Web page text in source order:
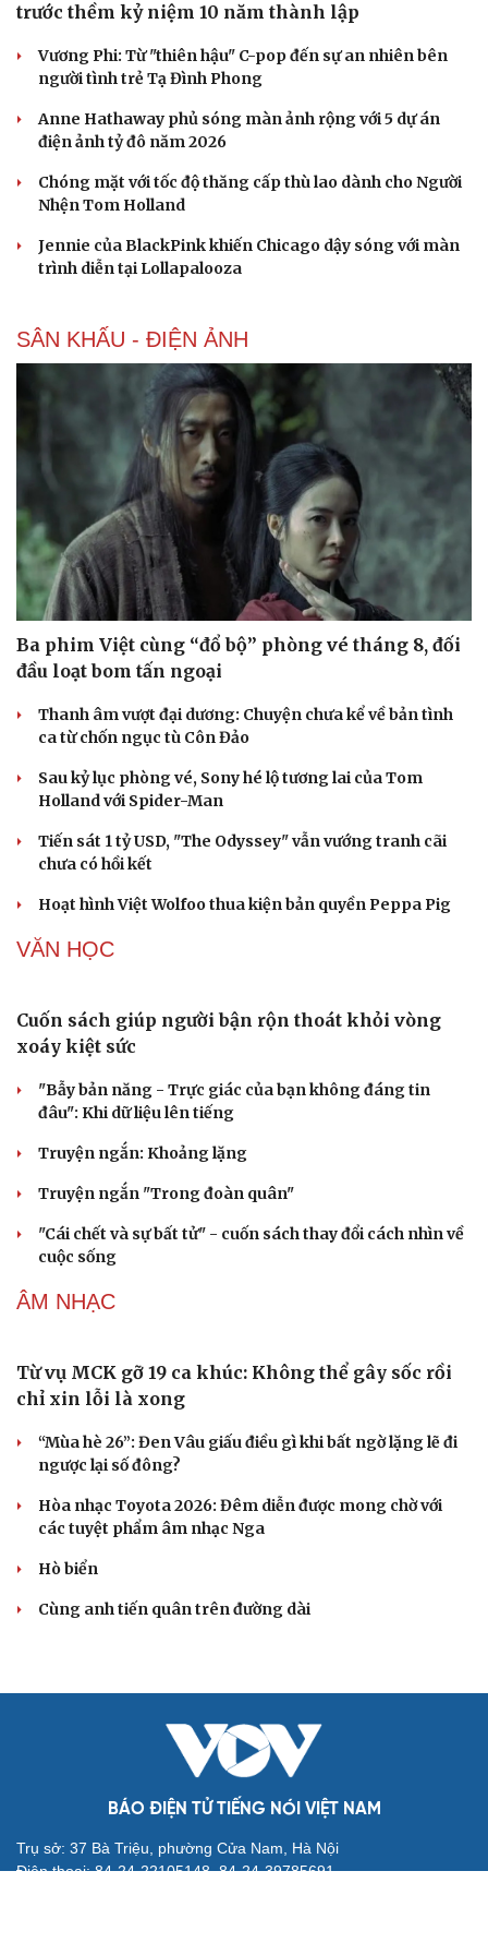
Blackpink làm điều khiến người hâm mộ bất ngờ
trước thềm kỷ niệm 10 năm thành lập
người tình trẻ Tạ Đình Phong
Anne Hathaway phủ sóng màn ảnh rộng với 5 dự án
điện ảnh tỷ đô năm 2026
Chóng mặt với tốc độ thăng cấp thù lao dành cho Người
Nhện Tom Holland
Jennie của BlackPink khiến Chicago dậy sóng với màn
trình diễn tại Lollapalooza
SÂN KHẤU - ĐIỆN ẢNH
Ba phim Việt cùng “đổ bộ” phòng vé tháng 8, đối
đầu loạt bom tấn ngoại
Thanh âm vượt đại dương: Chuyện chưa kể về bản tình
Sau kỷ lục phòng vé, Sony hé lộ tương lai của Tom
Holland với Spider-Man
Tiến sát 1 tỷ USD, "The Odyssey" vẫn vướng tranh cãi
chưa có hồi kết
Hoạt hình Việt Wolfoo thua kiện bản quyền Peppa Pig
VĂN HỌC
Cuốn sách giúp người bận rộn thoát khỏi vòng
xoáy kiệt sức
"Bẫy bản năng - Trực giác của bạn không đáng tin